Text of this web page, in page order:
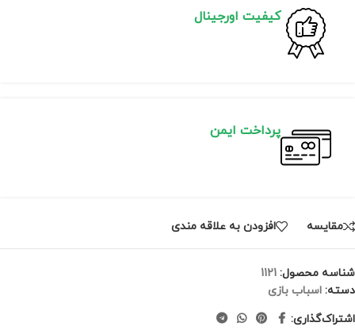
کیفیت اورجینال
پرداخت ایمن
مقايسه افزودن به علاقه مندی
شناسه محصول: 1121
دسته: اسباب بازی
اشتراک‌گذاری: